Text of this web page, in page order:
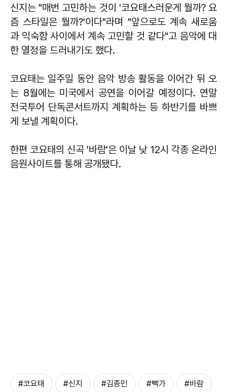
신지는 "매번 고민하는 것이 '코요태스러운게 뭘까? 요
즘 스타일은 뭘까?'이다"라며 "앞으로도 계속 새로움
과 익숙함 사이에서 계속 고민할 것 같다"고 음악에 대
한 열정을 드러내기도 했다.
코요태는 일주일 동안 음악 방송 활동을 이어간 뒤 오
는 8월에는 미국에서 공연을 이어갈 예정이다. 연말
전국투어 단독콘서트까지 계획하는 등 하반기를 바쁘
게 보낼 계획이다.
한편 코요태의 신곡 '바람'은 이날 낮 12시 각종 온라인
음원사이트를 통해 공개됐다.
#코요태 #신지 #김종민 #빽가 #바람